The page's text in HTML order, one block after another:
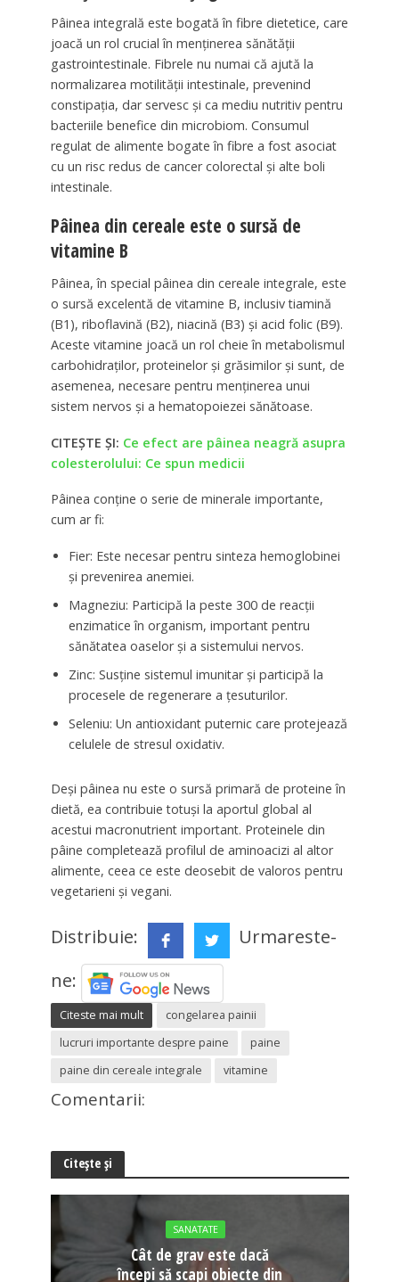
Pâinea integrală este bogată în fibre dietetice, care
joacă un rol crucial în menținerea sănătății
gastrointestinale. Fibrele nu numai că ajută la
normalizarea motilității intestinale, prevenind
constipația, dar servesc și ca mediu nutritiv pentru
bacteriile benefice din microbiom. Consumul
regulat de alimente bogate în fibre a fost asociat
cu un risc redus de cancer colorectal și alte boli
intestinale.
Pâinea din cereale este o sursă de
vitamine B
Pâinea, în special pâinea din cereale integrale, este
o sursă excelentă de vitamine B, inclusiv tiamină
(B1), riboflavină (B2), niacină (B3) și acid folic (B9).
Aceste vitamine joacă un rol cheie în metabolismul
carbohidraților, proteinelor și grăsimilor și sunt, de
asemenea, necesare pentru menținerea unui
sistem nervos și a hematopoiezei sănătoase.
CITEȘTE ȘI: Ce efect are pâinea neagră asupra
colesterolului: Ce spun medicii
Pâinea conține o serie de minerale importante,
cum ar fi:
Fier: Este necesar pentru sinteza hemoglobinei
și prevenirea anemiei.
Magneziu: Participă la peste 300 de reacții
enzimatice în organism, important pentru
sănătatea oaselor și a sistemului nervos.
Zinc: Susține sistemul imunitar și participă la
procesele de regenerare a țesuturilor.
Seleniu: Un antioxidant puternic care protejează
celulele de stresul oxidativ.
Deși pâinea nu este o sursă primară de proteine în
dietă, ea contribuie totuși la aportul global al
acestui macronutrient important. Proteinele din
pâine completează profilul de aminoacizi al altor
alimente, ceea ce este deosebit de valoros pentru
vegetarieni și vegani.
Distribuie:
Urmareste-
ne:
Citeste mai mult
congelarea painii
lucruri importante despre paine
paine
paine din cereale integrale
vitamine
Comentarii:
Citește și
SANATATE
Cât de grav este dacă
începi să scapi obiecte din